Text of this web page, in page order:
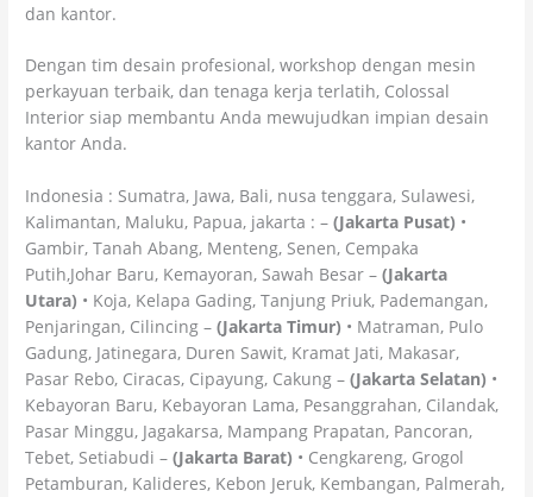
dan kantor.
Dengan tim desain profesional, workshop dengan mesin
perkayuan terbaik, dan tenaga kerja terlatih, Colossal
Interior siap membantu Anda mewujudkan impian desain
kantor Anda.
Indonesia : Sumatra, Jawa, Bali, nusa tenggara, Sulawesi,
Kalimantan, Maluku, Papua, jakarta : –(Jakarta Pusat) •
Gambir, Tanah Abang, Menteng, Senen, Cempaka
Putih,Johar Baru, Kemayoran, Sawah Besar –(Jakarta
Utara) • Koja, Kelapa Gading, Tanjung Priuk, Pademangan,
Penjaringan, Cilincing –(Jakarta Timur) • Matraman, Pulo
Gadung, Jatinegara, Duren Sawit, Kramat Jati, Makasar,
Pasar Rebo, Ciracas, Cipayung, Cakung –(Jakarta Selatan) •
Kebayoran Baru, Kebayoran Lama, Pesanggrahan, Cilandak,
Pasar Minggu, Jagakarsa, Mampang Prapatan, Pancoran,
Tebet, Setiabudi –(Jakarta Barat) • Cengkareng, Grogol
Petamburan, Kalideres, Kebon Jeruk, Kembangan, Palmerah,